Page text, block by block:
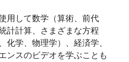
用して数学（算術、前代
計計算、さまざまな方程
化学、物理学）、経済学、
ンスのビデオを学ぶことも